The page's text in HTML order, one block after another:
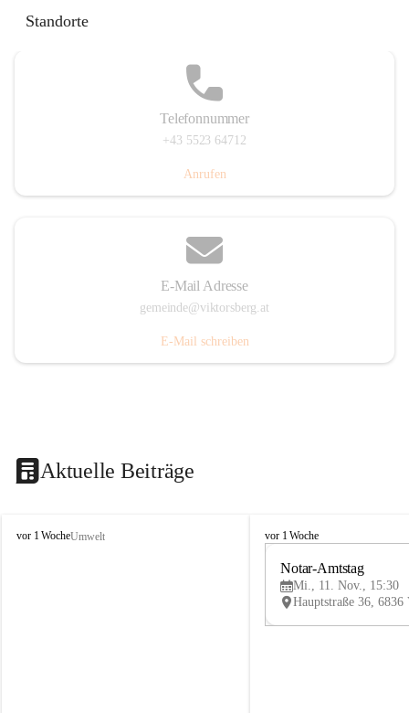
Standorte
Telefonnummer
+43 5523 64712
Anrufen
E-Mail Adresse
gemeinde@viktorsberg.at
E-Mail schreiben
Aktuelle Beiträge
V
vor 1 WocheUmwelt
V
vor 1 Woche
Notar-Amtstag
Mi., 11. Nov., 15:30